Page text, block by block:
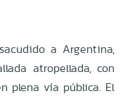
a Argentina,
atropellada, con
plena vía pública. El